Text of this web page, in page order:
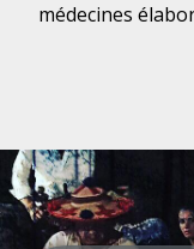
médecines